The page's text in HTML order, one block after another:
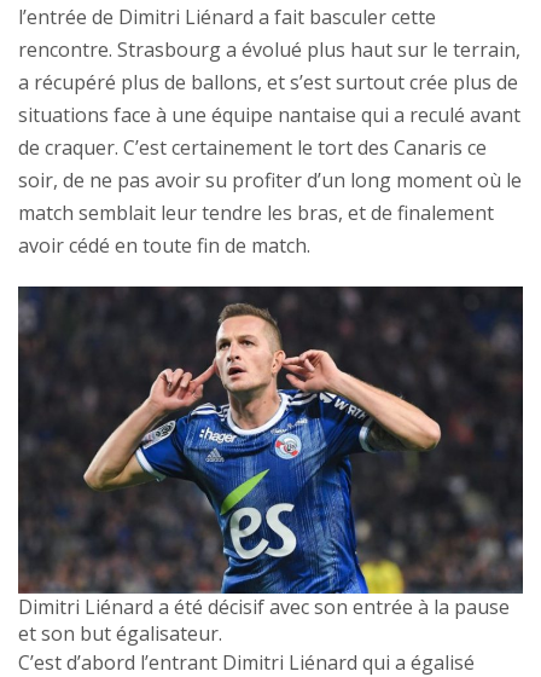
l’entrée de Dimitri Liénard a fait basculer cette
rencontre. Strasbourg a évolué plus haut sur le terrain,
a récupéré plus de ballons, et s’est surtout crée plus de
situations face à une équipe nantaise qui a reculé avant
de craquer. C’est certainement le tort des Canaris ce
soir, de ne pas avoir su profiter d’un long moment où le
match semblait leur tendre les bras, et de finalement
avoir cédé en toute fin de match.
Dimitri Liénard a été décisif avec son entrée à la pause
et son but égalisateur.
C’est d’abord l’entrant Dimitri Liénard qui a égalisé